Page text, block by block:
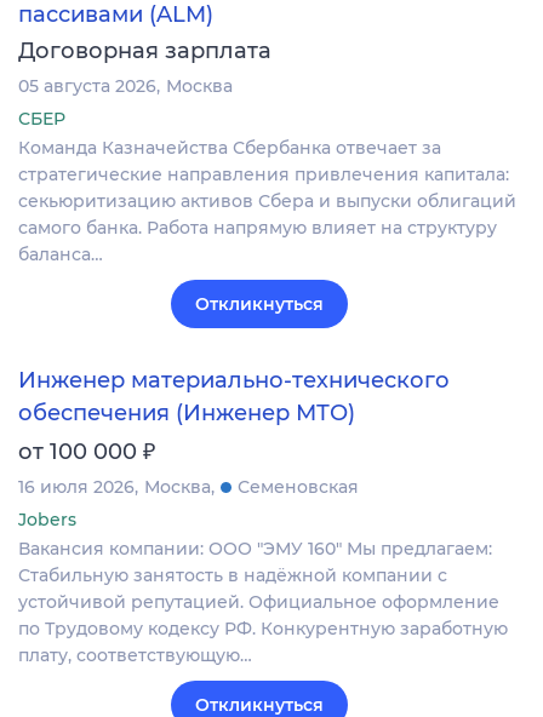
пассивами (ALM)
Договорная зарплата
05 августа 2026 Москва
СБЕР
Команда Казначейства Сбербанка отвечает за
стратегические направления привлечения капитала:
секьюритизацию активов Сбера и выпуски облигаций
самого банка. Работа напрямую влияет на структуру
баланса…
Откликнуться
Инженер материально-технического
обеспечения (Инженер МТО)
от 100 000 ₽
16 июля 2026 Москва
Семеновская
Jobers
Вакансия компании: ООО "ЭМУ 160" Мы предлагаем:
Стабильную занятость в надёжной компании с
устойчивой репутацией. Официальное оформление
по Трудовому кодексу РФ. Конкурентную заработную
плату, соответствующую…
Откликнуться